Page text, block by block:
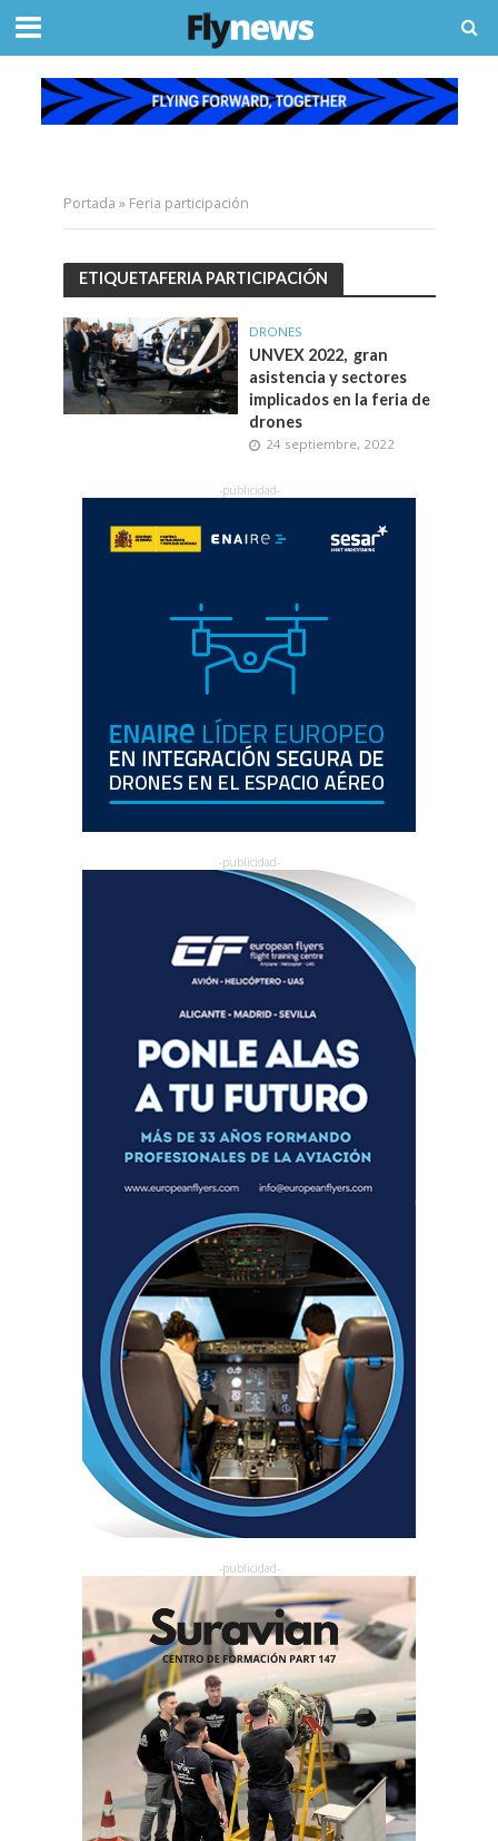
Portada » Feria participación
ETIQUETAFERIA PARTICIPACIÓN
DRONES
UNVEX 2022, gran
asistencia y sectores
implicados en la feria de
drones
24 septiembre, 2022